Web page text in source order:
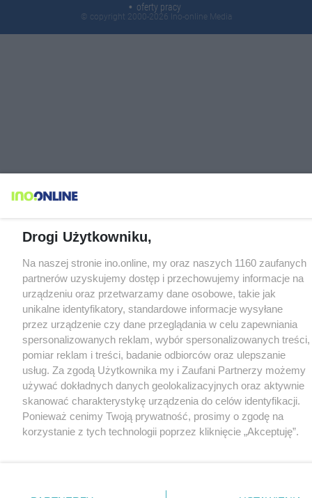
oferty pracy
© copyright 2000-2026 Ino-online Media
Drogi Użytkowniku,
Na naszej stronie ino.online, my oraz naszych 1160 zaufanych
partnerów uzyskujemy dostęp i przechowujemy informacje na
urządzeniu oraz przetwarzamy dane osobowe, takie jak
unikalne identyfikatory, standardowe informacje wysyłane
przez urządzenie czy dane przeglądania w celu zapewniania
spersonalizowanych reklam, wybór spersonalizowanych treści,
pomiar reklam i treści, badanie odbiorców oraz ulepszanie
usług. Za zgodą Użytkownika my i Zaufani Partnerzy możemy
używać dokładnych danych geolokalizacyjnych oraz aktywnie
skanować charakterystykę urządzenia do celów identyfikacji.
Ponieważ cenimy Twoją prywatność, prosimy o zgodę na
korzystanie z tych technologii poprzez kliknięcie „Akceptuję”.
nie wymagają zgody użytkownika, ale masz prawo sprzeciwić